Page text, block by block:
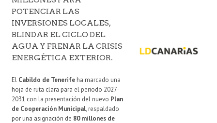
POTENCIAR LAS
INVERSIONES LOCALES,
BLINDAR EL CICLO DEL
AGUA Y FRENAR LA CRISIS
ENERGÉTICA EXTERIOR.
El Cabildo de Tenerife ha marcado una
hoja de ruta clara para el periodo 2027-
2031 con la presentación del nuevo Plan
de Cooperación Municipal, respaldado
por una asignación de 80 millones de